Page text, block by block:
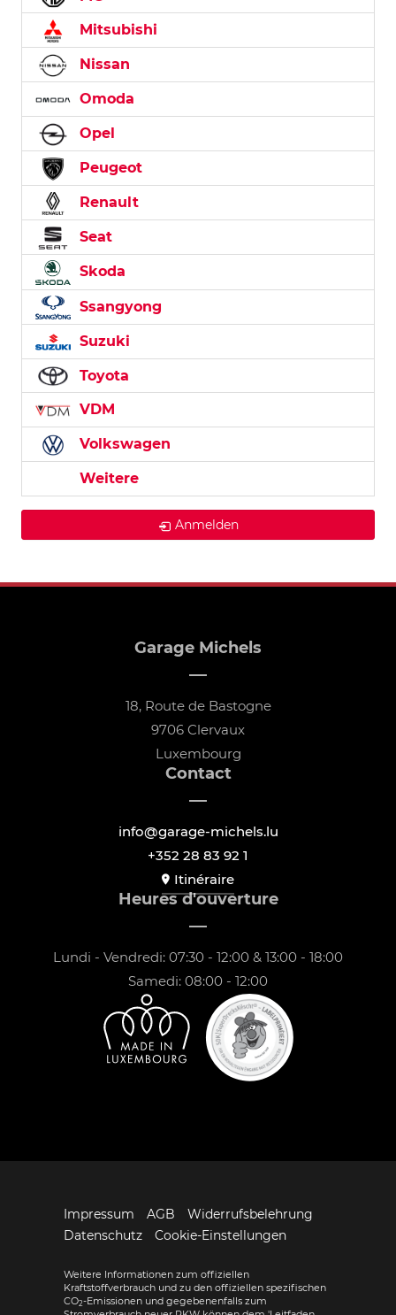
Mitsubishi
Nissan
Omoda
Opel
Peugeot
Renault
Seat
Skoda
Ssangyong
Suzuki
Toyota
VDM
Volkswagen
Weitere
Anmelden
Garage Michels
18, Route de Bastogne
9706 Clervaux
Luxembourg
Contact
info@garage-michels.lu
+352 28 83 92 1
Itinéraire
Heures d'ouverture
Lundi - Vendredi: 07:30 - 12:00 & 13:00 - 18:00
Samedi: 08:00 - 12:00
Impressum AGB
Widerrufsbelehrung
Datenschutz
Cookie-Einstellungen
Weitere Informationen zum offiziellen
Kraftstoffverbrauch und zu den offiziellen spezifischen
CO2-Emissionen und gegebenenfalls zum